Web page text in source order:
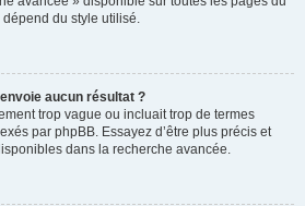
dépend du style utilisé.
aucun résultat ?
trop vague ou incluait trop de termes
par phpBB. Essayez d’être plus précis et
dans la recherche avancée.